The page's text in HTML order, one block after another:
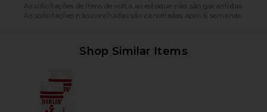
As solicitações de itens de volta ao estoque não são garantidas.
As solicitações não concluídas são canceladas após 6 semanas.
Shop Similar Items